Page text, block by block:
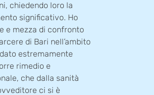
chiedendo loro la
significativo. Ho
e mezza di confronto
di Bari nell’ambito
estremamente
rimedio e
che dalla sanità
ci si è